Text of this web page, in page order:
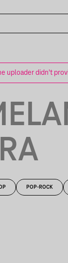
uploader didn't
POP-ROCK